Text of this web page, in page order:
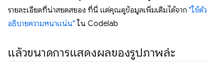
รายละเอียดที่น่าสยดสยอง ที่นี่ แต่คุณดูข้อมูลเพิ่มเติมได้จาก "ใช้ตัว
อธิบายความหนาแน่น" ใน Codelab
แล้วขนาดการแสดงผลของรูปภาพล่ะ